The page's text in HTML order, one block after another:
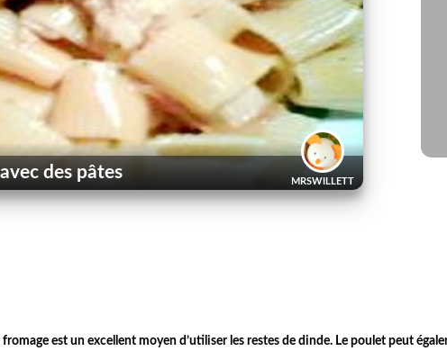
MRSWILLETT
des pâtes
est un excellent moyen d’utiliser les restes de dinde. Le poulet peut